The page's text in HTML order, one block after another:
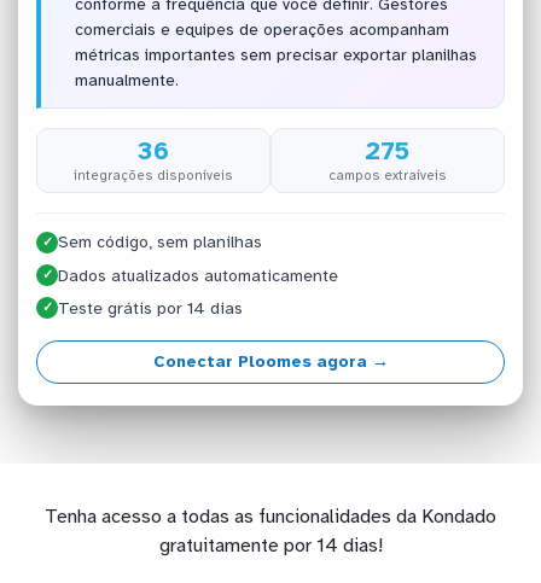
conforme a frequência que você definir. Gestores
comerciais e equipes de operações acompanham
métricas importantes sem precisar exportar planilhas
manualmente.
36
integrações disponíveis
275
campos extraíveis
✓ Sem código, sem planilhas
✓ Dados atualizados automaticamente
✓ Teste grátis por 14 dias
Conectar Ploomes agora →
Tenha acesso a todas as funcionalidades da Kondado
gratuitamente por 14 dias!